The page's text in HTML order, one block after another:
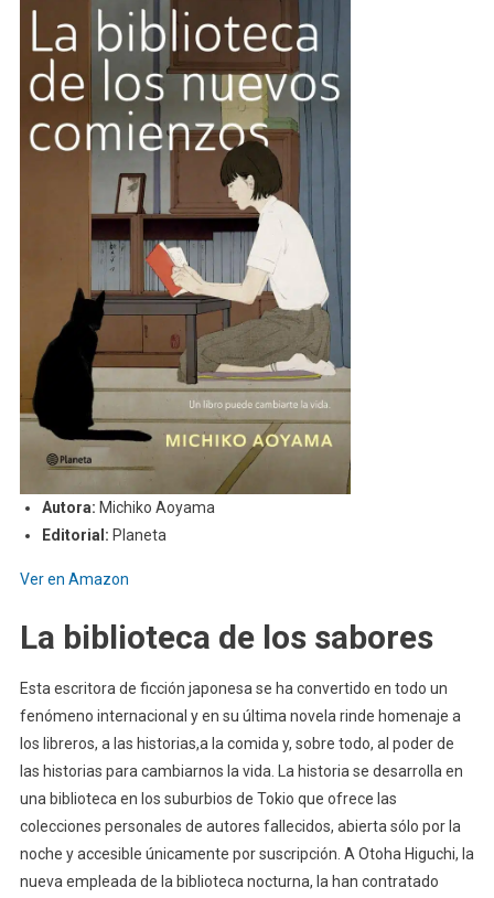
Autora: Michiko Aoyama
Editorial: Planeta
Ver en Amazon
La biblioteca de los sabores
Esta escritora de ficción japonesa se ha convertido en todo un
fenómeno internacional y en su última novela rinde homenaje a
los libreros, a las historias,a la comida y, sobre todo, al poder de
las historias para cambiarnos la vida. La historia se desarrolla en
una biblioteca en los suburbios de Tokio que ofrece las
colecciones personales de autores fallecidos, abierta sólo por la
noche y accesible únicamente por suscripción. A Otoha Higuchi, la
nueva empleada de la biblioteca nocturna, la han contratado